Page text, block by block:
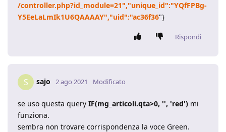
/controller.php?id_module=21","unique_id":"YQfFPBg-
Y5EeLaLmIk1U6QAAAAY","uid":"ac36f36"}
Rispondi
S sajo 2 ago 2021 Modificato
se uso questa query IF(mg_articoli.qta>0, '', 'red') mi
funziona.
sembra non trovare corrispondenza la voce Green.